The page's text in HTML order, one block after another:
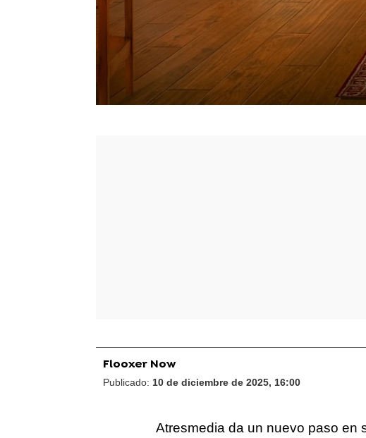
Flooxer Now
Publicado: 10 de diciembre de 2025, 16:00
Atresmedia da un nuevo paso en